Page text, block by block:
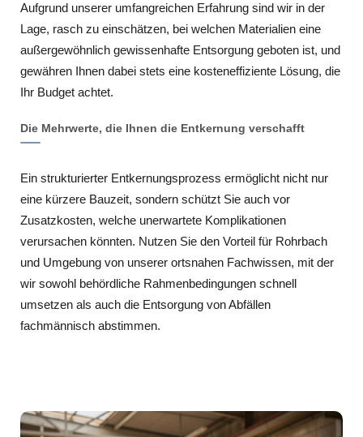
Aufgrund unserer umfangreichen Erfahrung sind wir in der
Lage, rasch zu einschätzen, bei welchen Materialien eine
außergewöhnlich gewissenhafte Entsorgung geboten ist, und
gewähren Ihnen dabei stets eine kosteneffiziente Lösung, die
Ihr Budget achtet.
Die Mehrwerte, die Ihnen die Entkernung verschafft
Ein strukturierter Entkernungsprozess ermöglicht nicht nur
eine kürzere Bauzeit, sondern schützt Sie auch vor
Zusatzkosten, welche unerwartete Komplikationen
verursachen könnten. Nutzen Sie den Vorteil für Rohrbach
und Umgebung von unserer ortsnahen Fachwissen, mit der
wir sowohl behördliche Rahmenbedingungen schnell
umsetzen als auch die Entsorgung von Abfällen
fachmännisch abstimmen.